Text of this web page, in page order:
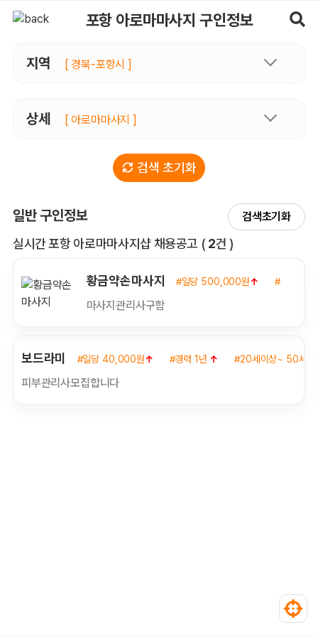
포항 아로마마사지 구인정보
지역 [ 경북-포항시 ]
상세 [ 아로마마사지 ]
검색 초기화
일반 구인정보 검색초기화
실시간 포항 아로마마사지샵 채용공고 전체 목록
( 2건 )
황금약손마사지 #일당 500,000원↑ #경력 1년
마사지관리사구함
보드라미 #일당 40,000원↑ #경력 1년 ↑ #20세이상~ 50세이
피부관리사모집합니다